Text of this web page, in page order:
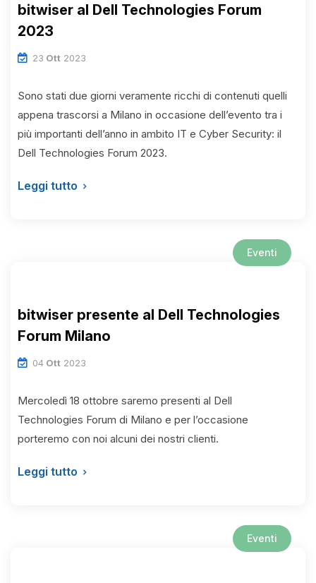
bitwiser al Dell Technologies Forum
2023
23 Ott 2023
Sono stati due giorni veramente ricchi di contenuti quelli
appena trascorsi a Milano in occasione dell’evento tra i
più importanti dell’anno in ambito IT e Cyber Security: il
Dell Technologies Forum 2023.
Leggi tutto
Eventi
bitwiser presente al Dell Technologies
Forum Milano
04 Ott 2023
Mercoledì 18 ottobre saremo presenti al Dell
Technologies Forum di Milano e per l’occasione
porteremo con noi alcuni dei nostri clienti.
Leggi tutto
Eventi